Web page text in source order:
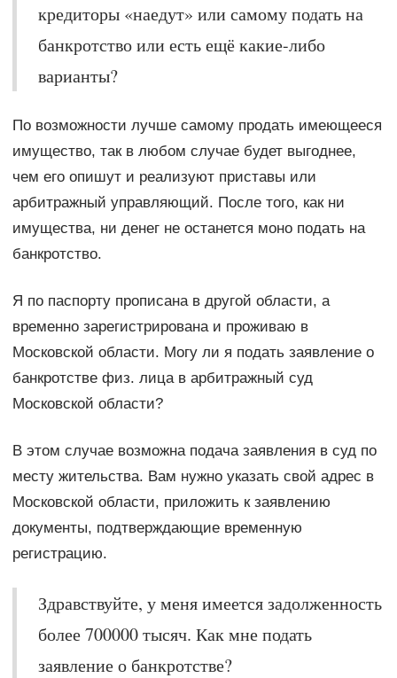
кредиторы «наедут» или самому подать на
банкротство или есть ещё какие-либо
варианты?
По возможности лучше самому продать имеющееся
имущество, так в любом случае будет выгоднее,
чем его опишут и реализуют приставы или
арбитражный управляющий. После того, как ни
имущества, ни денег не останется моно подать на
банкротство.
Я по паспорту прописана в другой области, а
временно зарегистрирована и проживаю в
Московской области. Могу ли я подать заявление о
банкротстве физ. лица в арбитражный суд
Московской области?
В этом случае возможна подача заявления в суд по
месту жительства. Вам нужно указать свой адрес в
Московской области, приложить к заявлению
документы, подтверждающие временную
регистрацию.
Здравствуйте, у меня имеется задолженность
более 700000 тысяч. Как мне подать
заявление о банкротстве?